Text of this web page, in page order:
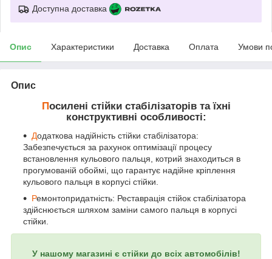
Доступна доставка
Опис Характеристики Доставка Оплата Умови
Опис
Посилені стійки стабілізаторів та їхні
конструктивні особливості:
Додаткова надійність стійки стабілізатора:
Забезпечується за рахунок оптимізації процесу
встановлення кульового пальця, котрий знаходиться в
прогумованій обоймі, що гарантує надійне кріплення
кульового пальця в корпусі стійки.
Ремонтопридатність: Реставрація стійок стабілізатора
здійснюється шляхом заміни самого пальця в корпусі
стійки.
У нашому магазині є стійки до всіх автомобілів!